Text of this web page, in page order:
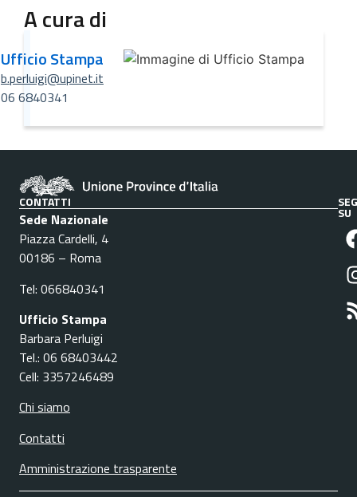
A cura di
Ufficio Stampa
b.perluigi@upinet.it
06 6840341
CONTATTI
Sede Nazionale
Piazza Cardelli, 4
00186 – Roma
Tel: 066840341
Ufficio Stampa
Barbara Perluigi
Tel.: 06 68403442
Cell: 3357246489
Chi siamo
Contatti
Amministrazione trasparente
SU